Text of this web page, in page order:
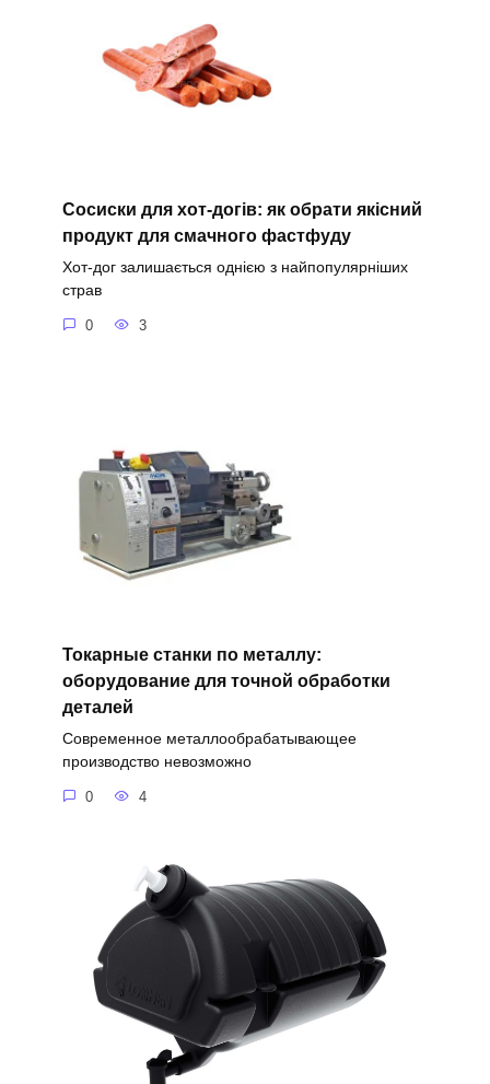
Сосиски для хот-догів: як обрати якісний
продукт для смачного фастфуду
Хот-дог залишається однією з найпопулярніших
страв
0 3
Токарные станки по металлу:
оборудование для точной обработки
деталей
Современное металлообрабатывающее
производство невозможно
0 4